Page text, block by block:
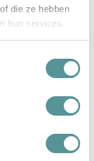
die ze hebben
hun services.
geholpen met de